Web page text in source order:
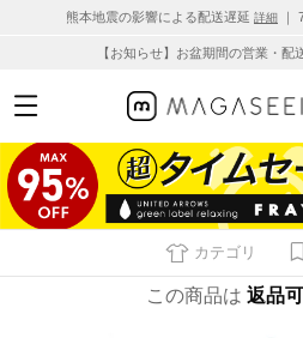
熊本地震の影響による配送遅延 詳細 ｜
【お知らせ】お盆期間の営業・配
カテゴリ
この商品は 返品